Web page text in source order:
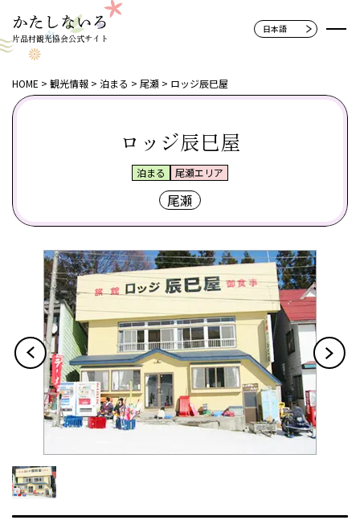
片品村観光協会公式サイト
HOME 観光情報 泊まる 尾瀬 ロッジ辰巳屋
ロッジ辰巳屋
泊まる 尾瀬エリア
尾瀬